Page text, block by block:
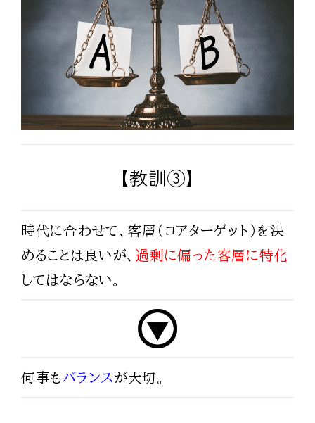
【教訓③】
時代に合わせて、客層（コアターゲット）を決
めることは良いが、 過剰に偏った客層に特化
してはならない。
何事もバランスが大切。